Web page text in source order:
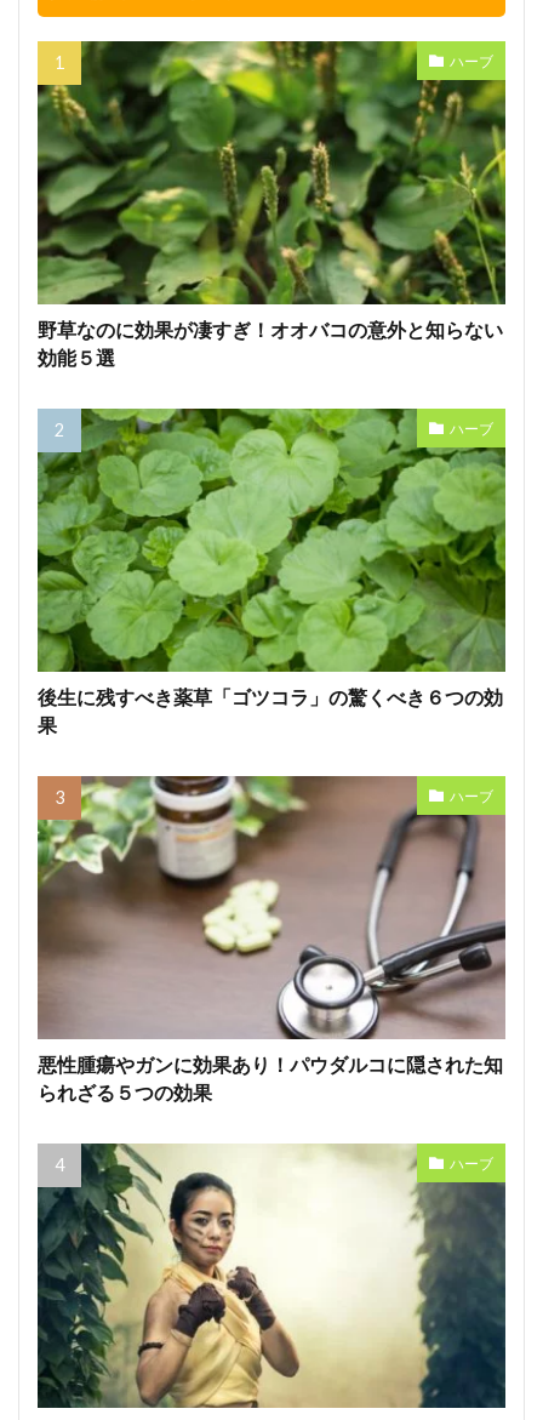
ハーブ
野草なのに効果が凄すぎ！オオバコの意外と知らない
効能５選
ハーブ
後生に残すべき薬草「ゴツコラ」の驚くべき６つの効
果
ハーブ
悪性腫瘍やガンに効果あり！パウダルコに隠された知
られざる５つの効果
ハーブ